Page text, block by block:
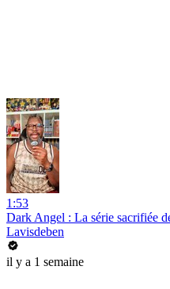
1:53
Dark Angel : La série sacrifiée
Lavisdeben
il y a 1 semaine